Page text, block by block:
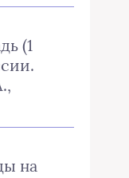
(1
на